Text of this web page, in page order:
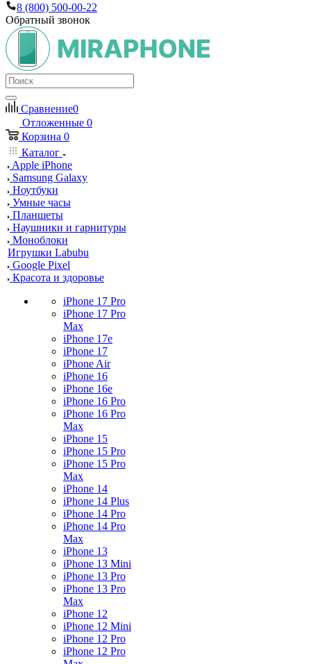
8 (800) 500-00-22
Обратный звонок
Сравнение0
Отложенные 0
Корзина 0
Каталог
Apple iPhone
Samsung Galaxy
Ноутбуки
Умные часы
Планшеты
Наушники и гарнитуры
Моноблоки
Игрушки Labubu
Google Pixel
Красота и здоровье
iPhone 17 Pro
iPhone 17 Pro
Max
iPhone 17e
iPhone 17
iPhone Air
iPhone 16
iPhone 16e
iPhone 16 Pro
iPhone 16 Pro
Max
iPhone 15
iPhone 15 Pro
iPhone 15 Pro
Max
iPhone 14
iPhone 14 Plus
iPhone 14 Pro
iPhone 14 Pro
Max
iPhone 13
iPhone 13 Mini
iPhone 13 Pro
iPhone 13 Pro
Max
iPhone 12
iPhone 12 Mini
iPhone 12 Pro
iPhone 12 Pro